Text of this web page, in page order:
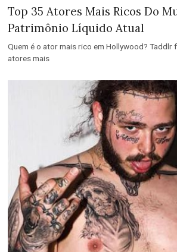
Top 35 Atores Mais Ricos Do
Patrimônio Líquido Atual
Quem é o ator mais rico em Hollywood? Taddlr
atores mais